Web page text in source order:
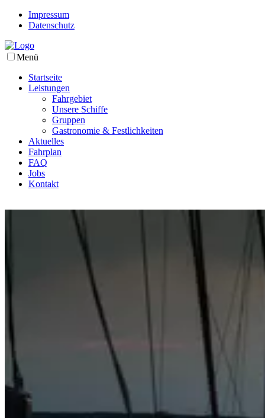
Impressum
Datenschutz
Menü
Startseite
Leistungen
Fahrgebiet
Unsere Schiffe
Gruppen
Gastronomie & Festlichkeiten
Aktuelles
Fahrplan
FAQ
Jobs
Kontakt